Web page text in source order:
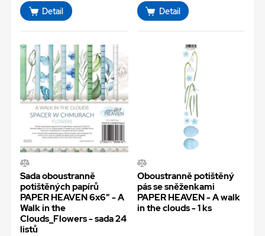
Detail Detail
Sada oboustranně
potištěných papírů
PAPER HEAVEN 6x6" - A
Walk in the
Clouds_Flowers - sada 24
listů
Oboustranně potištěný
pás se sněženkami
PAPER HEAVEN - A walk
in the clouds - 1 ks